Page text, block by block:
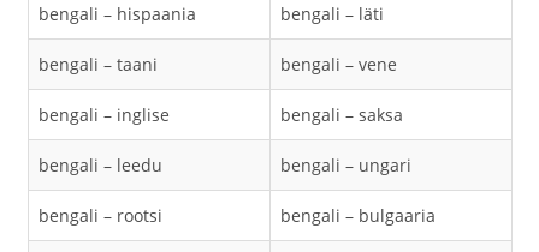
bengali – hispaania bengali – läti
bengali – taani bengali – vene
bengali – inglise bengali – saksa
bengali – leedu bengali – ungari
bengali – rootsi bengali – bulgaaria